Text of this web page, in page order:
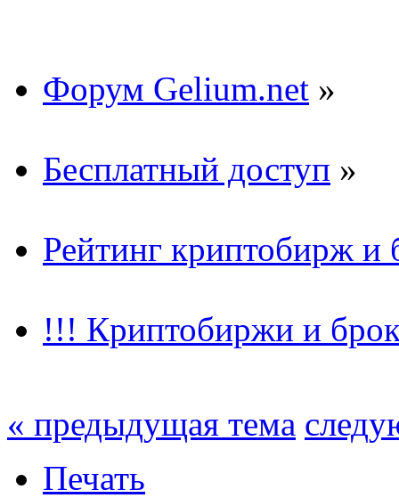
Форум Gelium.net »
Бесплатный доступ »
Рейтинг криптобирж и
!!! Криптобиржи и
« предыдущая тема
Печать